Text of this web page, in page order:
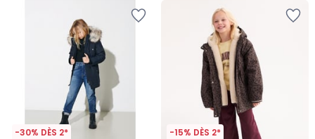
-30% DÈS 2* -15% DÈS 2*